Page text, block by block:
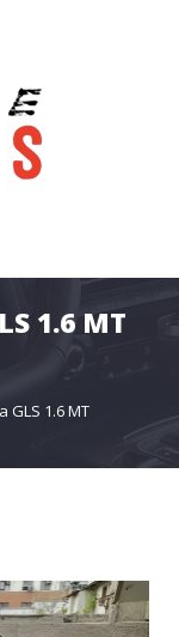
y SUV
1.6 MT
GLS 1.6 MT